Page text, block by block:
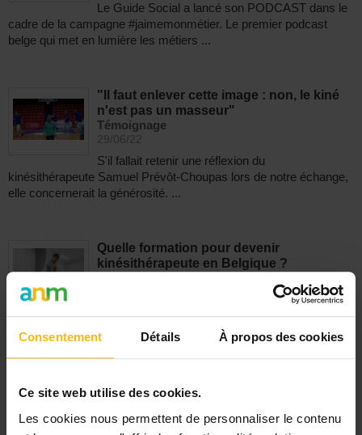
Consentement Détails À propos des cookies
Ce site web utilise des cookies.
Les cookies nous permettent de personnaliser le contenu
Le Guide Social a lancé son PODCAST dans le
cadre de la campagne #jaimemonmétier. Le premier podcast
belge qui met en lumière les métiers ...
"Il faut enlever cette image : non, le kiné
n'est pas un masseur"
Témoignage
29/06/22
S'il fallait retenir une réflexion du
kinésithérapeute Samuel Prévôt-Choupas lors de notre échange,
elle concernerait la générosité. ...
Quelle formation pour devenir
kinésithérapeute en Belgique ?
Pour devenir kinésithérapeute en Belgique, une
seule solution : suivre une formation de quatre ans en
kinésithérapie, dans ...
"C'est très gratifiant quand le patient ou la
patiente se sent vite bien"
Témoignage